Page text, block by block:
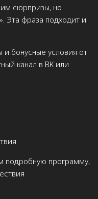
сюрпризы, но
Эта фраза подходит и
и бонусные условия от
канал в ВК или
подробную программу,